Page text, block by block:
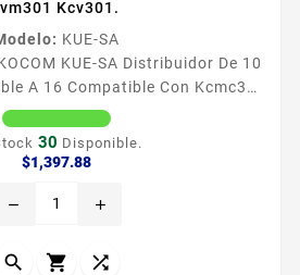
Kcv301.
KUE-SA
KUE-SA Distribuidor De 10
Con Kcmc30
Kcv301.
de calle middot Hasta 10
monitores utilizando 2 KUESA
compatibles KVRA510
15 Vcc NOTA Al utilizar el...
30 Disponible.
$1,397.88Precio
remove add
  